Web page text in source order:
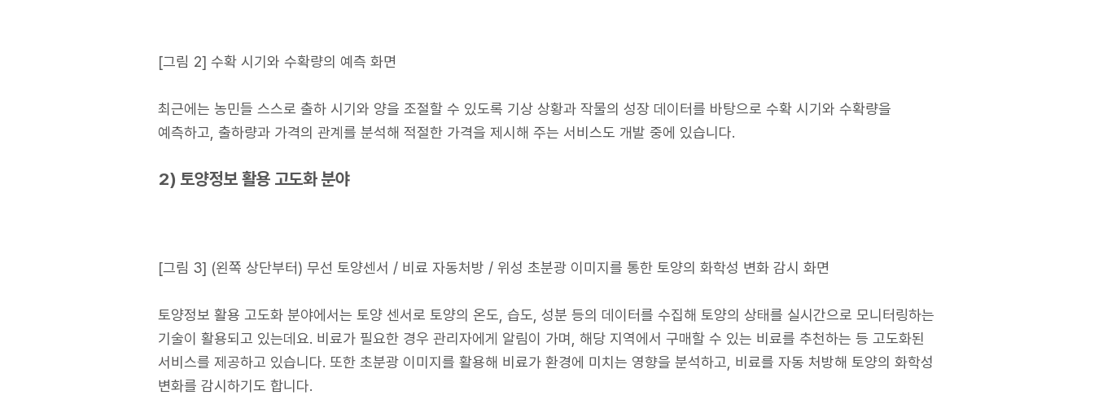
[그림 2] 수확 시기와 수확량의 예측 화면
최근에는 농민들 스스로 출하 시기와 양을 조절할 수 있도록 기상 상황과 작물의 성장 데이터를 바탕으로 수확 시기와 수확량을
예측하고, 출하량과 가격의 관계를 분석해 적절한 가격을 제시해 주는 서비스도 개발 중에 있습니다.
2) 토양정보 활용 고도화 분야
[그림 3] (왼쪽 상단부터) 무선 토양센서 / 비료 자동처방 / 위성 초분광 이미지를 통한 토양의 화학성 변화 감시 화면
토양정보 활용 고도화 분야에서는 토양 센서로 토양의 온도, 습도, 성분 등의 데이터를 수집해 토양의 상태를 실시간으로 모니터링하는
기술이 활용되고 있는데요. 비료가 필요한 경우 관리자에게 알림이 가며, 해당 지역에서 구매할 수 있는 비료를 추천하는 등 고도화된
서비스를 제공하고 있습니다. 또한 초분광 이미지를 활용해 비료가 환경에 미치는 영향을 분석하고, 비료를 자동 처방해 토양의 화학성
변화를 감시하기도 합니다.